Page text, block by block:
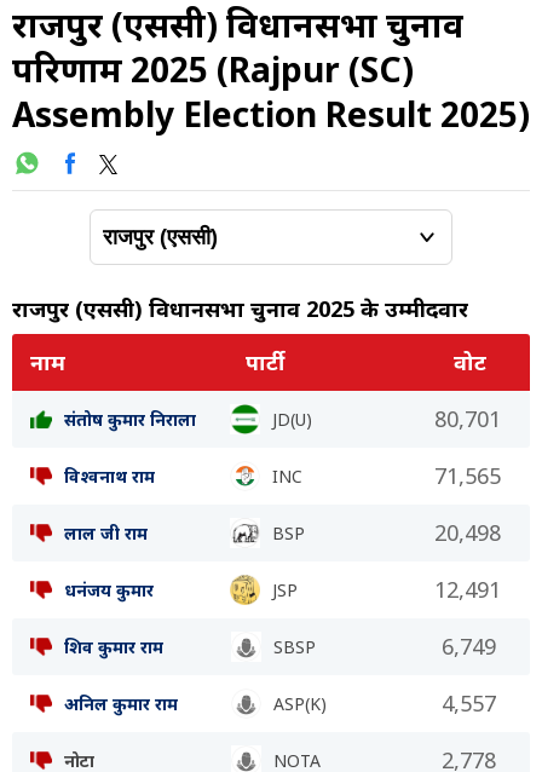
राजपुर (एससी) विधानसभा चुनाव
परिणाम 2025 (Rajpur (SC)
Assembly Election Result 2025)
राजपुर (एससी) विधानसभा चुनाव 2025 के उम्मीदवार
नाम
पार्टी वोट
संतोष कुमार निराला JD(U) 80,701
विश्वनाथ राम INC 71,565
लाल जी राम BSP 20,498
धनंजय कुमार JSP 12,491
शिव कुमार राम SBSP 6,749
अनिल कुमार राम ASP(K) 4,557
नोटा NOTA 2,778